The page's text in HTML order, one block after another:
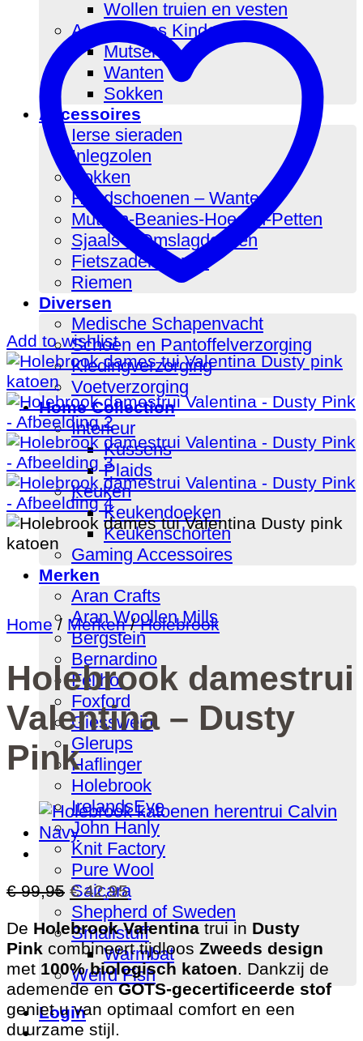
Wollen truien en vesten
Accessoires Kinderen
Mutsen
Wanten
Sokken
Accessoires
Ierse sieraden
Inlegzolen
Sokken
Handschoenen – Wanten
Mutsen-Beanies-Hoeden-Petten
Sjaals – Omslagdoeken
Fietszadelhoezen
Riemen
Diversen
Medische Schapenvacht
Schoen en Pantoffelverzorging
Kledingverzorging
Voetverzorging
Home Collection
Interieur
Kussens
Plaids
Keuken
Keukendoeken
Keukenschorten
Gaming Accessoires
Merken
Aran Crafts
Aran Woollen Mills
Bergstein
Bernardino
Fellhof
Foxford
Giesswein
Glerups
Haflinger
Holebrook
IrelandsEye
John Hanly
Knit Factory
Pure Wool
Saicara
Shepherd of Sweden
Smallstuff
Warmbat
Weird Fish
Login
Add to wishlist
Home / Merken / Holebrook
Holebrook damestrui
Valentina – Dusty
Pink
€99,95 Oorspronkelijke
prijs
was:
€ 99,95.
€42,95Huidige
prijs
is:
€ 42,95.
De Holebrook Valentina trui in Dusty
Pink combineert tijdloos Zweeds design
met 100% biologisch katoen. Dankzij de
ademende enGOTS-gecertificeerde stof
geniet u van optimaal comfort en een
duurzame stijl.